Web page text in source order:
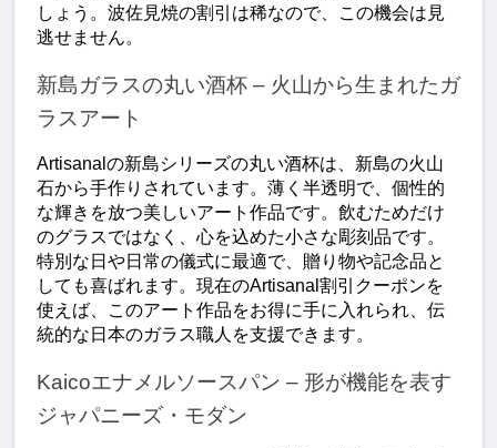
しょう。波佐見焼の割引は稀なので、この機会は見
逃せません。
新島ガラスの丸い酒杯 – 火山から生まれたガ
ラスアート
Artisanalの新島シリーズの丸い酒杯は、新島の火山
石から手作りされています。薄く半透明で、個性的
な輝きを放つ美しいアート作品です。飲むためだけ
のグラスではなく、心を込めた小さな彫刻品です。
特別な日や日常の儀式に最適で、贈り物や記念品と
しても喜ばれます。現在のArtisanal割引クーポンを
使えば、このアート作品をお得に手に入れられ、伝
統的な日本のガラス職人を支援できます。
Kaicoエナメルソースパン – 形が機能を表す
ジャパニーズ・モダン